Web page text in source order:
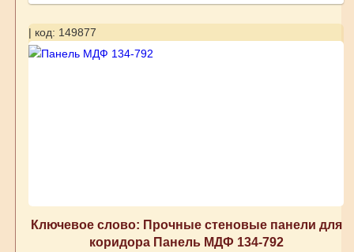
| код: 149877
Ключевое слово: Прочные стеновые панели для
коридора Панель МДФ 134-792